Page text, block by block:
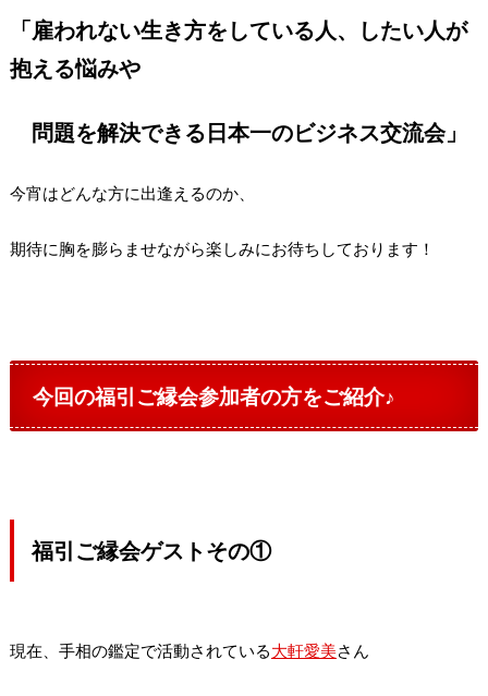
「雇われない生き方をしている人、したい人が
抱える悩みや
問題を解決できる日本一のビジネス交流会」
今宵はどんな方に出逢えるのか、
期待に胸を膨らませながら楽しみにお待ちしております！
今回の福引ご縁会参加者の方をご紹介♪
福引ご縁会ゲストその①
現在、手相の鑑定で活動されている大軒愛美さん